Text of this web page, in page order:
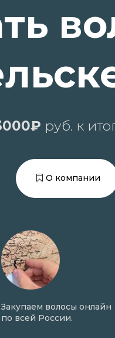
руб. к
О компании
Не
собственный